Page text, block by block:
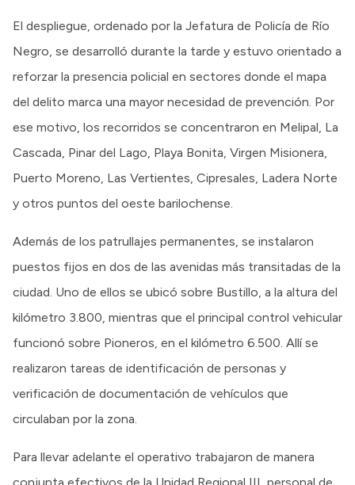
El despliegue, ordenado por la Jefatura de Policía de Río
Negro, se desarrolló durante la tarde y estuvo orientado a
reforzar la presencia policial en sectores donde el mapa
del delito marca una mayor necesidad de prevención. Por
ese motivo, los recorridos se concentraron en Melipal, La
Cascada, Pinar del Lago, Playa Bonita, Virgen Misionera,
Puerto Moreno, Las Vertientes, Cipresales, Ladera Norte
y otros puntos del oeste barilochense.
Además de los patrullajes permanentes, se instalaron
puestos fijos en dos de las avenidas más transitadas de la
ciudad. Uno de ellos se ubicó sobre Bustillo, a la altura del
kilómetro 3.800, mientras que el principal control vehicular
funcionó sobre Pioneros, en el kilómetro 6.500. Allí se
realizaron tareas de identificación de personas y
verificación de documentación de vehículos que
circulaban por la zona.
Para llevar adelante el operativo trabajaron de manera